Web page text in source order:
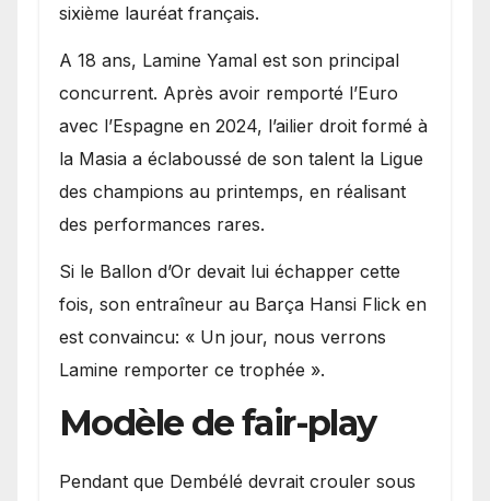
sixième lauréat français.
A 18 ans, Lamine Yamal est son principal
concurrent. Après avoir remporté l’Euro
avec l’Espagne en 2024, l’ailier droit formé à
la Masia a éclaboussé de son talent la Ligue
des champions au printemps, en réalisant
des performances rares.
Si le Ballon d’Or devait lui échapper cette
fois, son entraîneur au Barça Hansi Flick en
est convaincu: « Un jour, nous verrons
Lamine remporter ce trophée ».
Modèle de fair-play
Pendant que Dembélé devrait crouler sous